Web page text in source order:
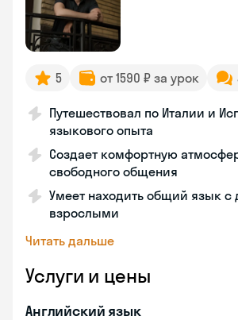
5 от 1590 ₽ за урок
Путешествовал по Италии и
языкового опыта
Создает комфортную
свободного общения
Умеет находить общий язык с
взрослыми
Читать дальше
Услуги и цены
Английский язык